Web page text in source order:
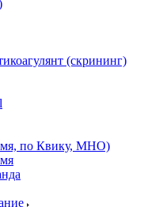
(скрининг)
по Квику, МНО)